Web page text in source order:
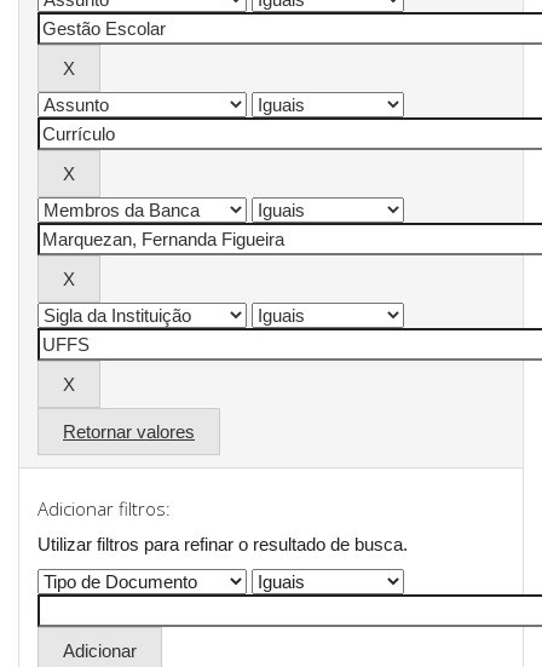
Retornar valores
Adicionar filtros:
Utilizar filtros para refinar o resultado de busca.